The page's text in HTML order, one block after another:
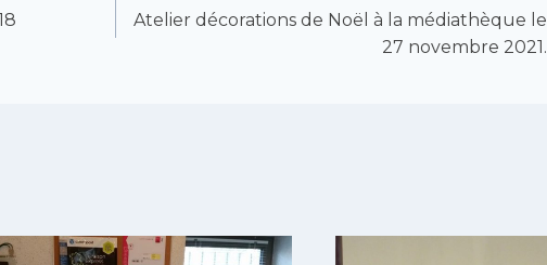
Atelier décorations de Noël à la médiathèque le
27 novembre 2021.